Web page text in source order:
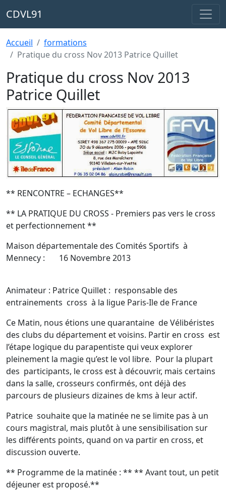
CDVL91
Accueil
formations
Pratique du cross Nov 2013 Patrice Quillet
Pratique du cross Nov 2013
Patrice Quillet
** RENCONTRE – ECHANGES**
** LA PRATIQUE DU CROSS - Premiers pas vers le cross
et perfectionnement **
Maison départementale des Comités Sportifs à
Mennecy : 16 Novembre 2013
Animateur : Patrice Quillet : responsable des
entrainements cross à la ligue Paris-Ile de France
Ce Matin, nous étions une quarantaine de Vélibéristes
des clubs du département et voisins. Partir en cross est
l’étape logique du parapentiste qui veux explorer
pleinement la magie qu’est le vol libre. Pour la plupart
des participants, le cross est à découvrir, mais certains
dans la salle, crosseurs confirmés, ont déjà des
parcours de plusieurs dizaines de kms à leur actif.
Patrice souhaite que la matinée ne se limite pas à un
cours magistral, mais plutôt à une sensibilisation sur
les différents points, quand on va partir en cross, et
discussion ouverte.
** Programme de la matinée : ** ** Avant tout, un petit
déjeuner est proposé.**